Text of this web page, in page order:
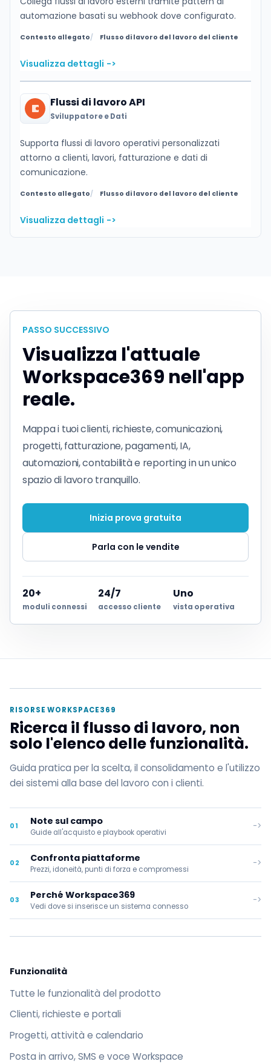
automazione basati su webhook dove configurato.
Contesto allegato Flusso di lavoro del lavoro del cliente
Visualizza dettagli ->
Flussi di lavoro API
Sviluppatore e Dati
Supporta flussi di lavoro operativi personalizzati
attorno a clienti, lavori, fatturazione e dati di
comunicazione.
Contesto allegato Flusso di lavoro del lavoro del cliente
Visualizza dettagli ->
PASSO SUCCESSIVO
Visualizza l'attuale
Workspace369 nell'app
reale.
Mappa i tuoi clienti, richieste, comunicazioni,
progetti, fatturazione, pagamenti, IA,
automazioni, contabilità e reporting in un unico
spazio di lavoro tranquillo.
Inizia prova gratuita
Parla con le vendite
20+
moduli connessi
24/7
accesso cliente
Uno
vista operativa
RISORSE WORKSPACE369
Ricerca il flusso di lavoro, non
solo l'elenco delle funzionalità.
Guida pratica per la scelta, il consolidamento e l'utilizzo
dei sistemi alla base del lavoro con i clienti.
01 Note sul campo
Guide all'acquisto e playbook operativi
->
02 Confronta piattaforme
Prezzi, idoneità, punti di forza e compromessi
->
03 Perché Workspace369
Vedi dove si inserisce un sistema connesso
->
Funzionalità
Tutte le funzionalità del prodotto
Clienti, richieste e portali
Progetti, attività e calendario
Posta in arrivo, SMS e voce Workspace